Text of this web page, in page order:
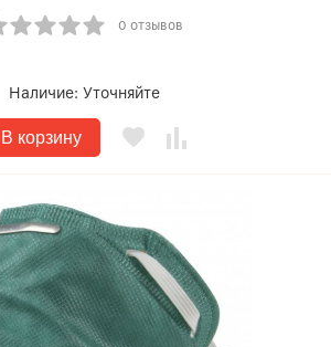
0 отзывов
Наличие: Уточняйте
В корзину